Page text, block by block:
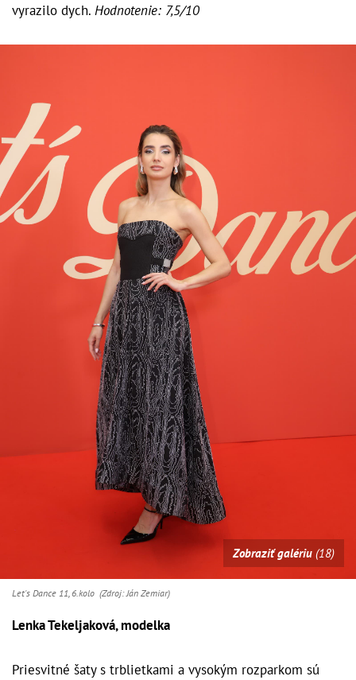
vyrazilo dych. Hodnotenie: 7,5/10
Zobraziť galériu (18)
Let's Dance 11, 6.kolo (Zdroj: Ján Zemiar)
Lenka Tekeljaková, modelka
Priesvitné šaty s trblietkami a vysokým rozparkom sú